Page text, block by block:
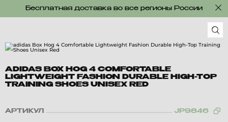
Бесплатная доставка во все регионы России
ADIDAS BOX HOG 4 COMFORTABLE
LIGHTWEIGHT FASHION DURABLE HIGH-TOP
TRAINING SHOES UNISEX RED
АРТИКУЛ JP9846